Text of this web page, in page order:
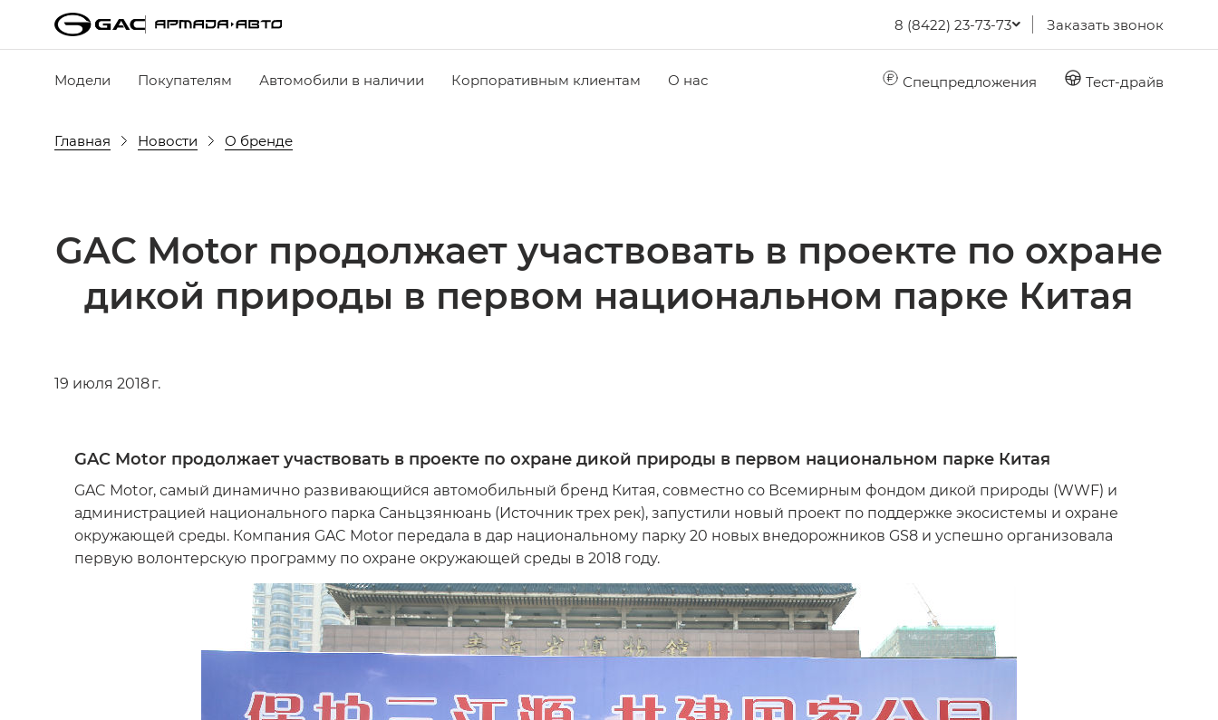
8 (8422) 23-73-73 Заказать звонок
Модели Покупателям Автомобили в наличии Корпоративным клиентам О нас Спецпредложения Тест-драйв
Главная Новости О бренде
GAC Motor продолжает участвовать в проекте по охране
дикой природы в первом национальном парке Китая
19 июля 2018 г.
GAC Motor продолжает участвовать в проекте по охране дикой природы в первом национальном парке Китая
GAC Motor, самый динамично развивающийся автомобильный бренд Китая, совместно со Всемирным фондом дикой природы (WWF) и
администрацией национального парка Саньцзянюань (Источник трех рек), запустили новый проект по поддержке экосистемы и охране
окружающей среды. Компания GAC Motor передала в дар национальному парку 20 новых внедорожников GS8 и успешно организовала
первую волонтерскую программу по охране окружающей среды в 2018 году.